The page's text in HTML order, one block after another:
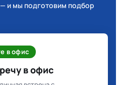
и мы подготовим подбор
в офис
в офис